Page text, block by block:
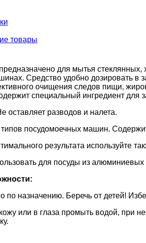
товары
для мытья
Средство удобно дозировать в
очищения следов пищи,
специальный ингредиент для
оставляет разводов и налета.
посудомоечных машин.
результата используйте
для посуды из алюминиевых
по назначению. Беречь от детей!
или в глаза промыть водой, при